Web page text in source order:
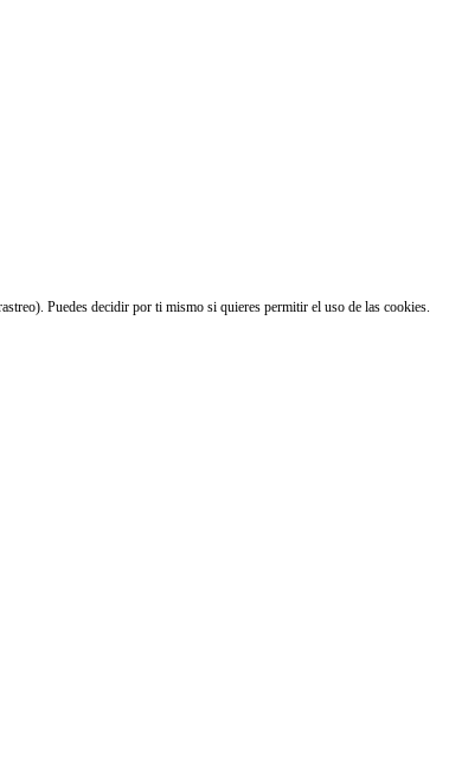
Puedes decidir por ti mismo si quieres permitir el uso de las cookies.